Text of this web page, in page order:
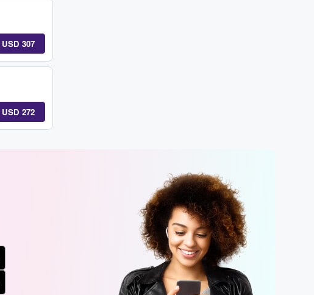
USD 307
USD 272